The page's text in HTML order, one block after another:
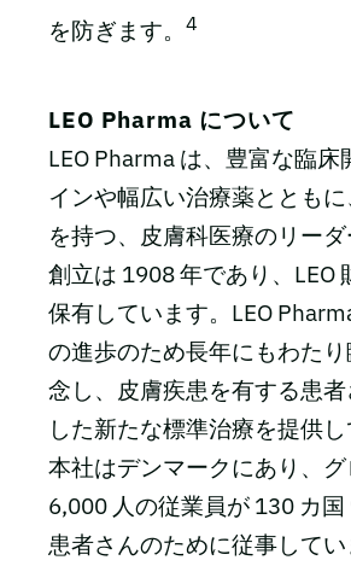
を防ぎます。 4
LEO Pharma について
LEO Pharma は、豊富な臨床
インや幅広い治療薬ととも
を持つ、皮膚科医療のリーダ
創立は 1908 年であり、LEO
保有しています。LEO
の進歩のため長年にもわた
念し、皮膚疾患を有する患者
した新たな標準治療を提供し
本社はデンマークにあり、
6,000 人の従業員が 130 カ
患者さんのために従事して